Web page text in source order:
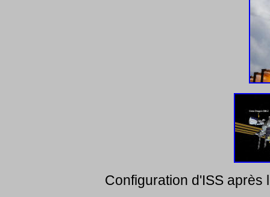
Configuration d'ISS